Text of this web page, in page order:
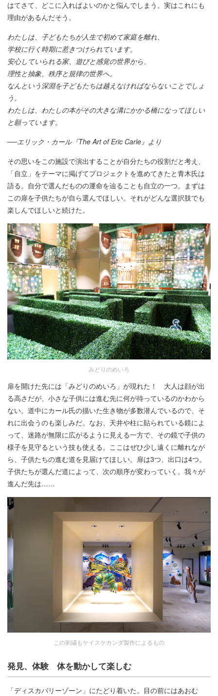
はてさて、どこに入ればよいのかと悩んでしまう。実はこれにも
理由があるんだそう。
わたしは、子どもたちが人生で初めて家庭を離れ、
学校に行く時期に惹きつけられています。
安心していられる家、遊びと感覚の世界から、
理性と抽象、秩序と規律の世界へ。
なんという深淵を子どもたちは越えなければならないことでしょ
う。
わたしは、わたしの本がその大きな溝にかかる橋になってほしい
と願っています。
──​エリック・カール『The Art of Eric Carle』より
その思いをこの施設で演出することが自分たちの役割だと考え、
「自立」をテーマに掲げてプロジェクトを進めてきたと青木氏は
語る。自分で選んだものの運命を辿ることも自立の一つ。まずは
この扉を子供たちが自ら選んでほしい。それがどんな選択肢でも
楽しんでほしいと続けた。
みどりのめいろ
扉を開けた先には「みどりのめいろ」が現れた！ 大人は顔が出
る高さだが、小さな子供には進む先に何が待っているのかわから
ない。道中にカール氏の描いた生き物が多数潜んでいるので、そ
れに出会うのも楽しみだ。なお、天井や柱に貼られている鏡によ
って、迷路が無限に広がるように見える一方で、その鏡で子供の
様子を見守るという技も使える。ここはぜひ少し遠くに離れなが
ら、子供たちの進む道を見届けてほしい。扉は3つ、出口は4つ。
子供たちが選んだ道によって、次の順序が変わっていく。我々が
進んだ先は……
この刺繍もケイスケカンダ製作によるもの
発見、体験 体を動かして楽しむ
「ディスカバリーゾーン」にたどり着いた。目の前にはあおむ